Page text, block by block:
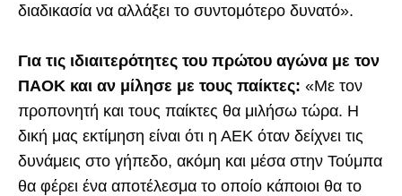
διαδικασία να αλλάξει το συντομότερο δυνατό».
Για τις ιδιαιτερότητες του πρώτου αγώνα με τον
ΠΑΟΚ και αν μίλησε με τους παίκτες: «Με τον
προπονητή και τους παίκτες θα μιλήσω τώρα. Η
δική μας εκτίμηση είναι ότι η ΑΕΚ όταν δείχνει τις
δυνάμεις στο γήπεδο, ακόμη και μέσα στην Τούμπα
θα φέρει ένα αποτέλεσμα το οποίο κάποιοι θα το